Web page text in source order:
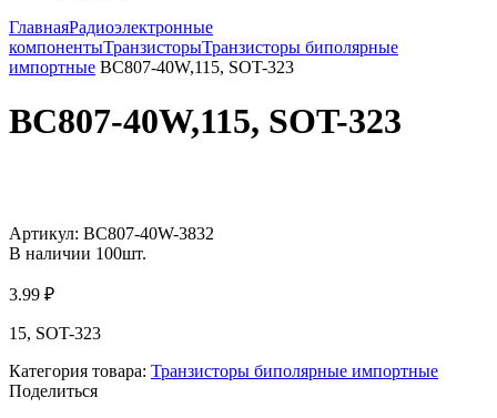
ГлавнаяРадиоэлектронные
компонентыТранзисторыТранзисторы биполярные
импортные BC807-40W,115, SOT-323
BC807-40W,115, SOT-323
Артикул: BC807-40W-3832
В наличии 100шт.
3.99 ₽
15, SOT-323
Категория товара: Транзисторы биполярные импортные
Поделиться